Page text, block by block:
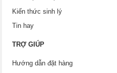
Kiến thức sinh lý
Tin hay
TRỢ GIÚP
Hướng dẫn đặt hàng